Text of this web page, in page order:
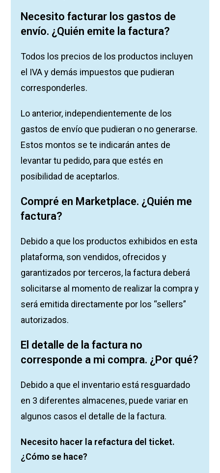
Necesito facturar los gastos de
envío. ¿Quién emite la factura?
Todos los precios de los productos incluyen
el IVA y demás impuestos que pudieran
corresponderles.
Lo anterior, independientemente de los
gastos de envío que pudieran o no generarse.
Estos montos se te indicarán antes de
levantar tu pedido, para que estés en
posibilidad de aceptarlos.
Compré en Marketplace. ¿Quién me
factura?
Debido a que los productos exhibidos en esta
plataforma, son vendidos, ofrecidos y
garantizados por terceros, la factura deberá
solicitarse al momento de realizar la compra y
será emitida directamente por los “sellers”
autorizados.
El detalle de la factura no
corresponde a mi compra. ¿Por qué?
Debido a que el inventario está resguardado
en 3 diferentes almacenes, puede variar en
algunos casos el detalle de la factura.
Necesito hacer la refactura del ticket.
¿Cómo se hace?